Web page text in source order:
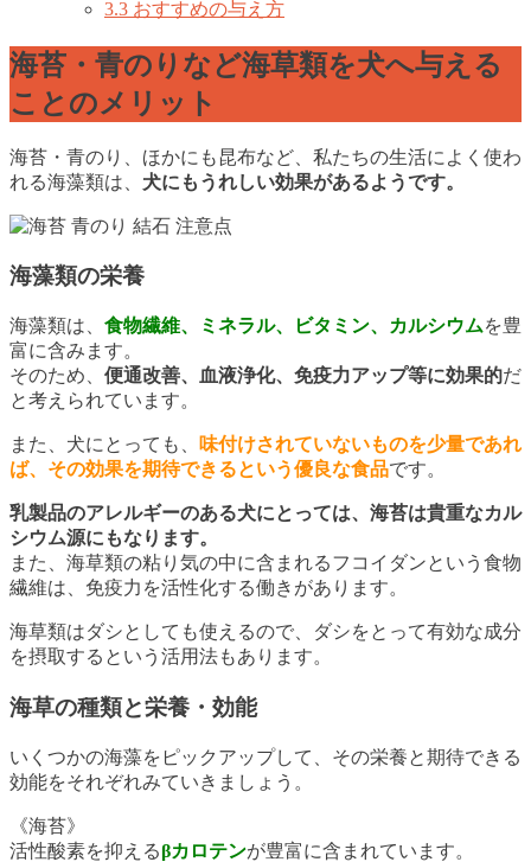
3.3 おすすめの与え方
海苔・青のりなど海草類を犬へ与える
ことのメリット
海苔・青のり、ほかにも昆布など、私たちの生活によく使わ
れる海藻類は、 犬にもうれしい効果があるようです。
海藻類の栄養
海藻類は、 食物繊維、ミネラル、ビタミン、カルシウムを豊
富に含みます。
そのため、 便通改善、血液浄化、免疫力アップ等に効果的だ
と考えられています。
また、犬にとっても、
味付けされていないものを少量であれ
ば、その効果を期待できるという優良な食品です。
乳製品のアレルギーのある犬にとっては、海苔は貴重なカル
シウム源にもなります。
また、海草類の粘り気の中に含まれるフコイダンという食物
繊維は、免疫力を活性化する働きがあります。
海草類はダシとしても使えるので、ダシをとって有効な成分
を摂取するという活用法もあります。
海草の種類と栄養・効能
いくつかの海藻をピックアップして、その栄養と期待できる
効能をそれぞれみていきましょう。
《海苔》
活性酸素を抑えるβカロテンが豊富に含まれています。